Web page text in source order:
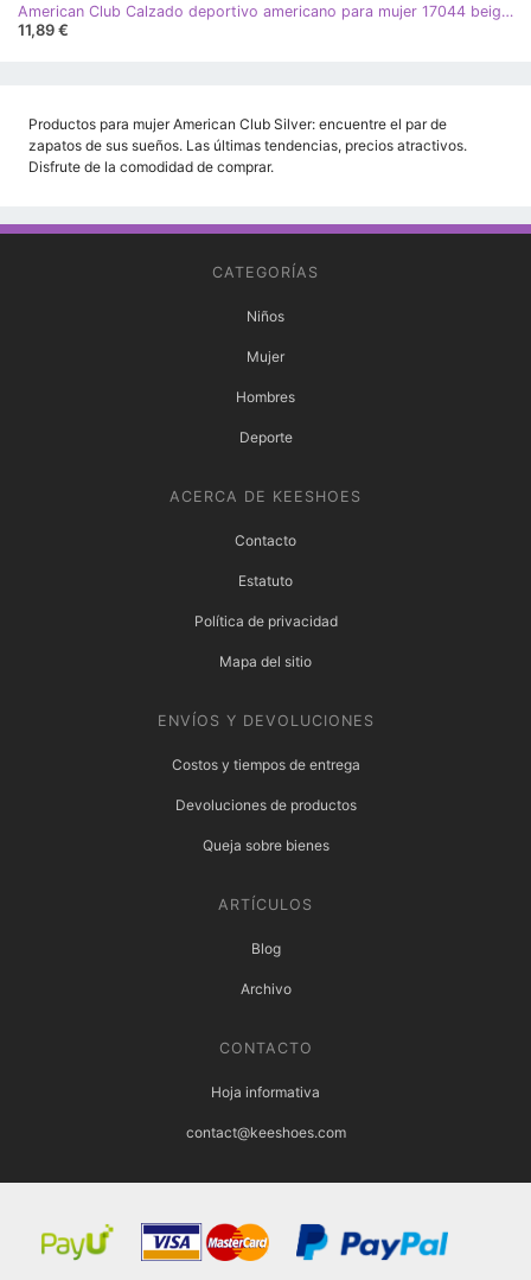
American Club Calzado deportivo americano para mujer 17044 beige plata amarillo
11,89 €
Productos para mujer American Club Silver: encuentre el par de
zapatos de sus sueños. Las últimas tendencias, precios atractivos.
Disfrute de la comodidad de comprar.
CATEGORÍAS
Niños
Mujer
Hombres
Deporte
ACERCA DE KEESHOES
Contacto
Estatuto
Política de privacidad
Mapa del sitio
ENVÍOS Y DEVOLUCIONES
Costos y tiempos de entrega
Devoluciones de productos
Queja sobre bienes
ARTÍCULOS
Blog
Archivo
CONTACTO
Hoja informativa
contact@keeshoes.com